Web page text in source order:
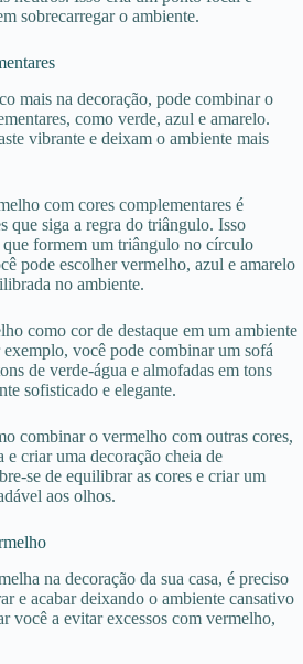
sobrecarregar o ambiente.
mais na decoração, pode combinar o
como verde, azul e amarelo.
vibrante e deixam o ambiente mais
com cores complementares é
que siga a regra do triângulo. Isso
formem um triângulo no círculo
pode escolher vermelho, azul e amarelo
no ambiente.
como cor de destaque em um ambiente
você pode combinar um sofá
de verde-água e almofadas em tons
sofisticado e elegante.
combinar o vermelho com outras cores,
e criar uma decoração cheia de
se de equilibrar as cores e criar um
aos olhos.
na decoração da sua casa, é preciso
e acabar deixando o ambiente cansativo
você a evitar excessos com vermelho,